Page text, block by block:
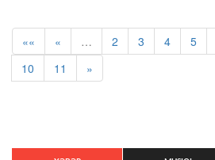
«« « … 2 3 4 5
10
11 »